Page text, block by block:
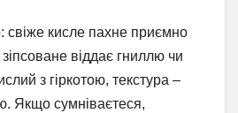
свіже кисле пахне приємно
віддає гниллю чи
з гіркотою, текстура –
Якщо сумніваєтеся,